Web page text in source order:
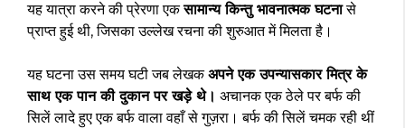
यह यात्रा करने की प्रेरणा एकसामान्य किन्तु भावनात्मक घटनासे
प्राप्त हुई थी, जिसका उल्लेख रचना की शुरुआत में मिलता है।
यह घटना उस समय घटी जब लेखकअपने एक उपन्यासकार मित्र के
साथ एक पान की दुकान पर खड़े थे। अचानक एक ठेले पर बर्फ की
सिलें लादे हुए एक बर्फ वाला वहाँ से गुज़रा। बर्फ की सिलें चमक रही थीं